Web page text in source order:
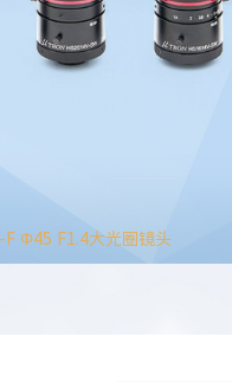
Φ45 F1.4大光圈镜头